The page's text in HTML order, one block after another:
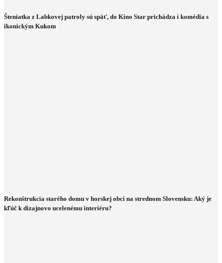
Šteniatka z Labkovej patroly sú späť, do Kino Star prichádza i komédia s
ikonickým Kukom
Rekonštrukcia starého domu v horskej obci na strednom Slovensku: Aký je
kľúč k dizajnovo ucelenému interiéru?